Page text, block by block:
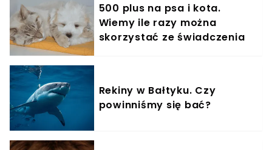
500 plus na psa i kota.
Wiemy ile razy można
skorzystać ze świadczenia
Rekiny w Bałtyku. Czy
powinniśmy się bać?